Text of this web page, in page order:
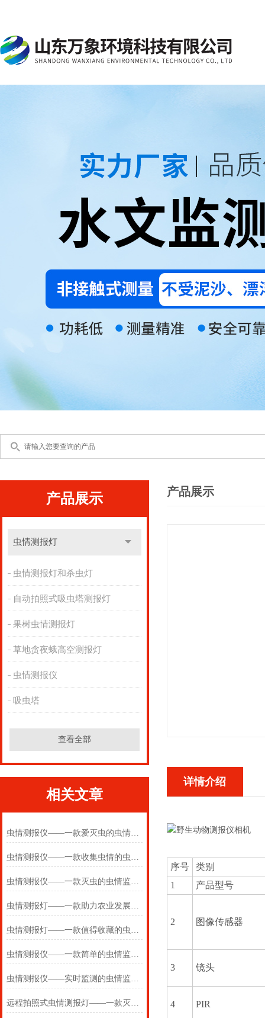
产品展示
虫情测报灯
虫情测报灯和杀虫灯
自动拍照式吸虫塔测报灯
果树虫情测报灯
草地贪夜蛾高空测报灯
虫情测报仪
吸虫塔
查看全部
相关文章
虫情测报仪——一款爱灭虫的虫情监测仪2025(万象推送)
虫情测报仪——一款收集虫情的虫情监测仪2025(万象推送)
虫情测报仪——一款灭虫的虫情监测仪2025(万象推送)
虫情测报灯——一款助力农业发展的虫情测报仪2024(万象推送)
虫情测报灯——一款值得收藏的虫情测报仪2024(万象推送)
虫情测报仪——一款简单的虫情监测仪2024(万象推送)
虫情测报仪——实时监测的虫情监测仪2024(万象推送)
远程拍照式虫情测报灯——一款灭烛怜光满的虫情测报仪2024万象环境
产品展示
详情介绍
序号
类别
1
产品型号
2 图像传感器
3 镜头
4 PIR